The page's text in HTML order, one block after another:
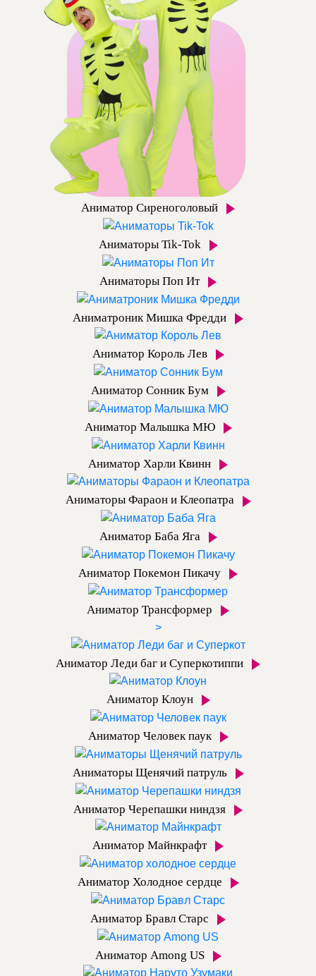
Аниматор Сиреноголовый
Аниматоры Tik-Tok
Аниматоры Поп Ит
Аниматроник Мишка Фредди
Аниматор Король Лев
Аниматор Сонник Бум
Аниматор Малышка МЮ
Аниматор Харли Квинн
Аниматоры Фараон и Клеопатра
Аниматор Баба Яга
Аниматор Покемон Пикачу
Аниматор Трансформер
>
Аниматор Леди баг и Суперкотиппи
Аниматор Клоун
Аниматор Человек паук
Аниматоры Щенячий патруль
Аниматор Черепашки ниндзя
Аниматор Майнкрафт
Аниматор Холодное сердце
Аниматор Бравл Старс
Аниматор Among US